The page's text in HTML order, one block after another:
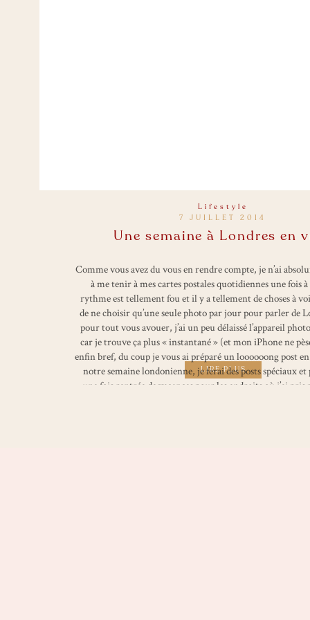
LIRE PLUS
Comme vous avez du vous en rendre compte, je n’ai
à me tenir à mes cartes postales quotidiennes une fois
rythme est tellement fou et il y a tellement de choses à
de ne choisir qu’une seule photo par jour pour parler de
pour tout vous avouer, j’ai un peu délaissé l’appareil
car je trouve ça plus « instantané » (et mon iPhone ne
enfin bref, du coup je vous ai préparé un loooooong post
notre semaine londonienne, je ferai des posts spéciaux
une fois rentrée de vacances pour les endroits où j’ai pris
7 JUILLET 2014
Une semaine à Londres en
Lifestyle